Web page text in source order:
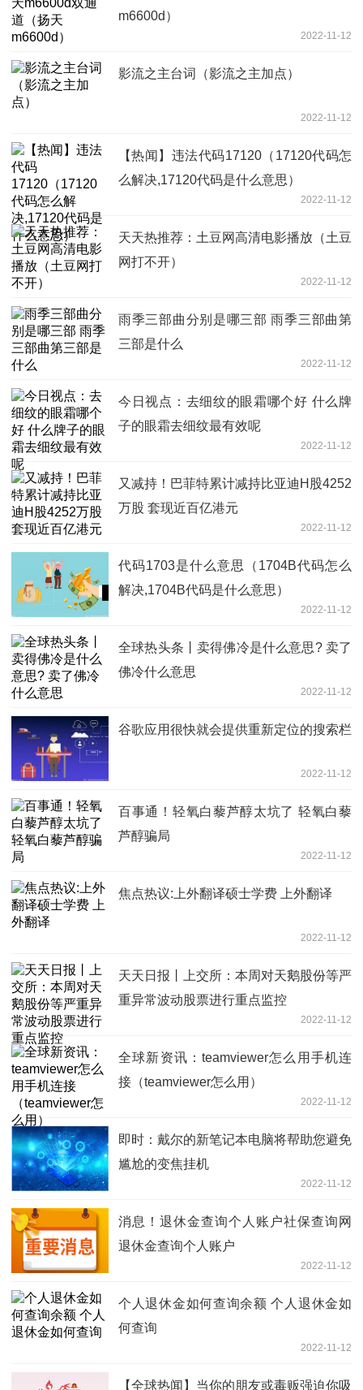
m6600d）
2022-11-12
影流之主台词（影流之主加点）
2022-11-12
【热闻】违法代码17120（17120代码怎
么解决,17120代码是什么意思）
2022-11-12
天天热推荐：土豆网高清电影播放（土豆
网打不开）
2022-11-12
雨季三部曲分别是哪三部 雨季三部曲第
三部是什么
2022-11-12
今日视点：去细纹的眼霜哪个好 什么牌
子的眼霜去细纹最有效呢
2022-11-12
又减持！巴菲特累计减持比亚迪H股4252
万股 套现近百亿港元
2022-11-12
代码1703是什么意思（1704B代码怎么
解决,1704B代码是什么意思）
2022-11-12
全球热头条丨卖得佛冷是什么意思? 卖了
佛冷什么意思
2022-11-12
谷歌应用很快就会提供重新定位的搜索栏
2022-11-12
百事通！轻氧白藜芦醇太坑了 轻氧白藜
芦醇骗局
2022-11-12
焦点热议:上外翻译硕士学费 上外翻译
2022-11-12
天天日报丨上交所：本周对天鹅股份等严
重异常波动股票进行重点监控
2022-11-12
全球新资讯：teamviewer怎么用手机连
接（teamviewer怎么用）
2022-11-12
即时：戴尔的新笔记本电脑将帮助您避免
尴尬的变焦挂机
2022-11-12
消息！退休金查询个人账户社保查询网
退休金查询个人账户
2022-11-12
个人退休金如何查询余额 个人退休金如
何查询
2022-11-12
【全球热闻】当你的朋友或毒贩强迫你吸